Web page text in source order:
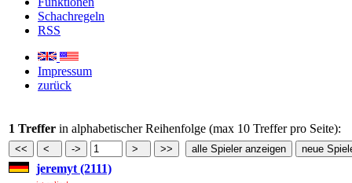
Schachregeln
RSS
Impressum
zurück
1 Treffer in alphabetischer Reihenfolge (max 10 Treffer pro Seite):
jeremyt (2111)